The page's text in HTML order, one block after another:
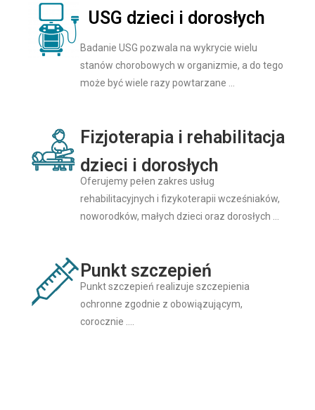
USG dzieci i dorosłych
Badanie USG pozwala na wykrycie wielu
stanów chorobowych w organizmie, a do tego
może być wiele razy powtarzane …
Fizjoterapia i rehabilitacja
dzieci i dorosłych
Oferujemy pełen zakres usług
rehabilitacyjnych i fizykoterapii wcześniaków,
noworodków, małych dzieci oraz dorosłych …
Punkt szczepień
Punkt szczepień realizuje szczepienia
ochronne zgodnie z obowiązującym,
corocznie ….